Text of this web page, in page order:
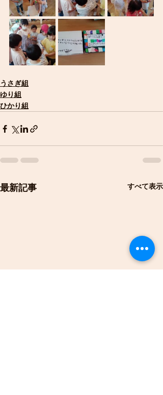
うさぎ組
ゆり組
ひかり組
最新記事 すべて表示